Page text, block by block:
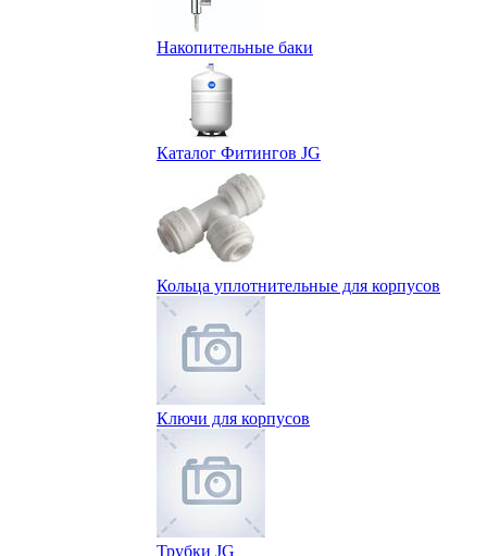
Накопительные баки
Каталог Фитингов JG
Кольца уплотнительные для корпусов
Ключи для корпусов
Трубки JG